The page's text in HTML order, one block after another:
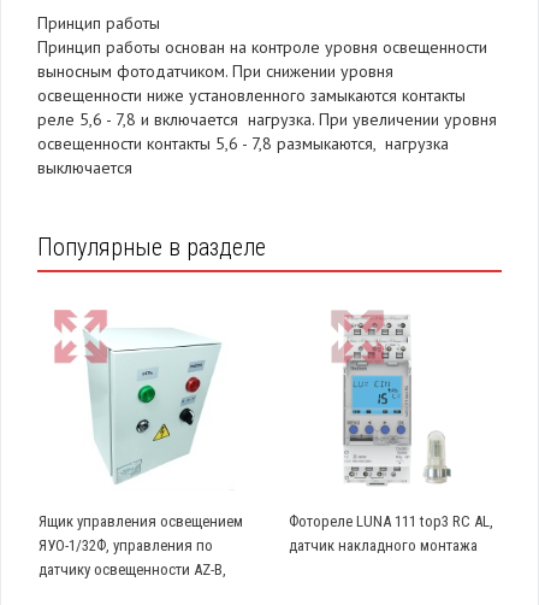
Принцип работы
Принцип работы основан на контроле уровня освещенности
выносным фотодатчиком. При снижении уровня
освещенности ниже установленного замыкаются контакты
реле 5,6 - 7,8 и включается нагрузка. При увеличении уровня
освещенности контакты 5,6 - 7,8 размыкаются, нагрузка
выключается
Популярные в разделе
Ящик управления освещением
ЯУО-1/32Ф, управления по
датчику освещенности AZ-B,
Фотореле LUNA 111 top3 RC AL,
датчик накладного монтажа